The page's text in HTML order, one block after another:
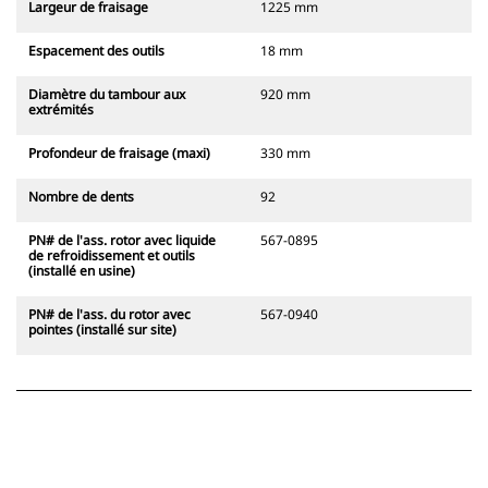
Largeur de fraisage 1225 mm
Espacement des outils 18 mm
Diamètre du tambour aux
extrémités
920 mm
Profondeur de fraisage (maxi) 330 mm
Nombre de dents 92
PN# de l'ass. rotor avec liquide
de refroidissement et outils
(installé en usine)
567-0895
PN# de l'ass. du rotor avec
pointes (installé sur site)
567-0940